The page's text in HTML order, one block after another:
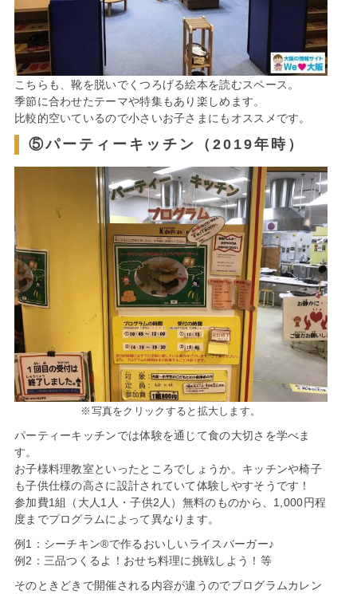
こちらも、靴を脱いでくつろげる絵本を読むスペース。
季節に合わせたテーマや特集もあり楽しめます。
比較的空いているので小さいお子さまにもオススメです。
⑤パーティーキッチン（2019年時）
※写真をクリックすると拡大します。
パーティーキッチンでは体験を通じて食の大切さを学べま
す。
お子様料理教室といったところでしょうか。キッチンや椅子
も子供仕様の高さに設計されていて体験しやすそうです！
参加費1組（大人1人・子供2人）無料のものから、1,000円程
度までプログラムによって異なります。
例1：シーチキン®️で作るおいしいライスバーガー♪
例2：三品つくるよ！おせち料理に挑戦しよう！等
そのときどきで開催される内容が違うのでプログラムカレン